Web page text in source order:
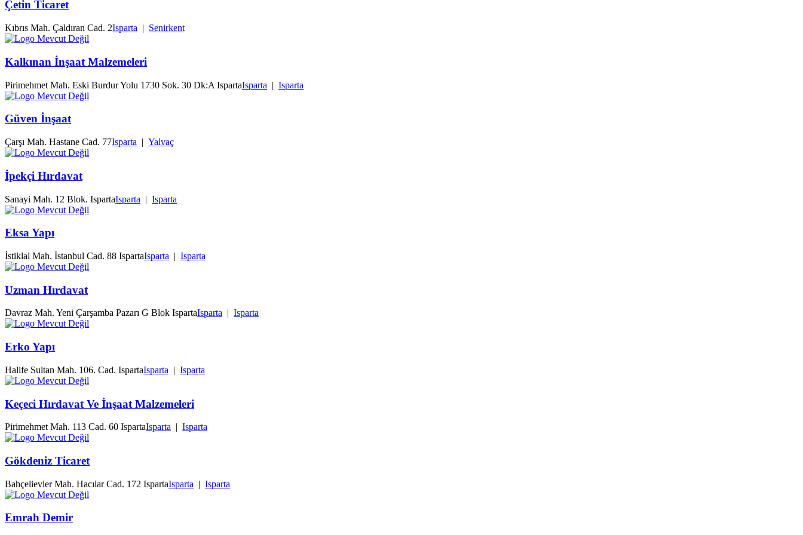
Çetin Ticaret
Kıbrıs Mah. Çaldıran Cad. 2Isparta | Senirkent
Kalkınan İnşaat Malzemeleri
Pirimehmet Mah. Eski Burdur Yolu 1730 Sok. 30 Dk:A IspartaIsparta | Isparta
Güven İnşaat
Çarşı Mah. Hastane Cad. 77Isparta | Yalvaç
İpekçi Hırdavat
Sanayi Mah. 12 Blok. IspartaIsparta | Isparta
Eksa Yapı
İstiklal Mah. İstanbul Cad. 88 IspartaIsparta | Isparta
Uzman Hırdavat
Davraz Mah. Yeni Çarşamba Pazarı G Blok IspartaIsparta | Isparta
Erko Yapı
Halife Sultan Mah. 106. Cad. IspartaIsparta | Isparta
Keçeci Hırdavat Ve İnşaat Malzemeleri
Pirimehmet Mah. 113 Cad. 60 IspartaIsparta | Isparta
Gökdeniz Ticaret
Bahçelievler Mah. Hacılar Cad. 172 IspartaIsparta | Isparta
Emrah Demir